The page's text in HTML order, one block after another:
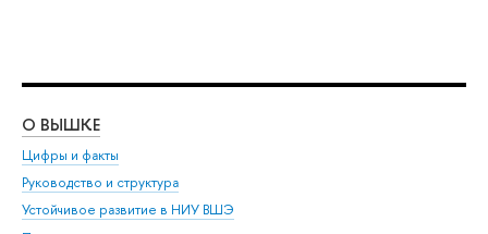
О ВЫШКЕ
Цифры и факты
Руководство и структура
Устойчивое развитие в НИУ ВШЭ